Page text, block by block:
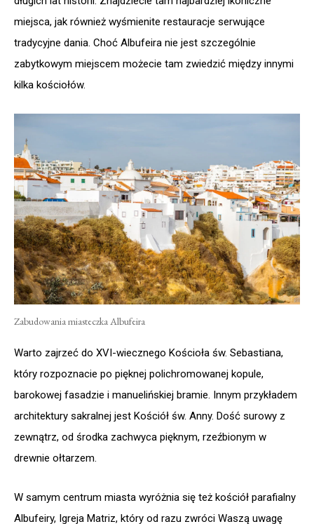
miejsca, jak również wyśmienite restauracje serwujące
tradycyjne dania. Choć Albufeira nie jest szczególnie
zabytkowym miejscem możecie tam zwiedzić między innymi
kilka kościołów.
Zabudowania miasteczka Albufeira
Warto zajrzeć do XVI-wiecznego Kościoła św. Sebastiana,
który rozpoznacie po pięknej polichromowanej kopule,
barokowej fasadzie i manuelińskiej bramie. Innym przykładem
architektury sakralnej jest Kościół św. Anny. Dość surowy z
zewnątrz, od środka zachwyca pięknym, rzeźbionym w
drewnie ołtarzem.
W samym centrum miasta wyróżnia się też kościół parafialny
Albufeiry, Igreja Matriz, który od razu zwróci Waszą uwagę